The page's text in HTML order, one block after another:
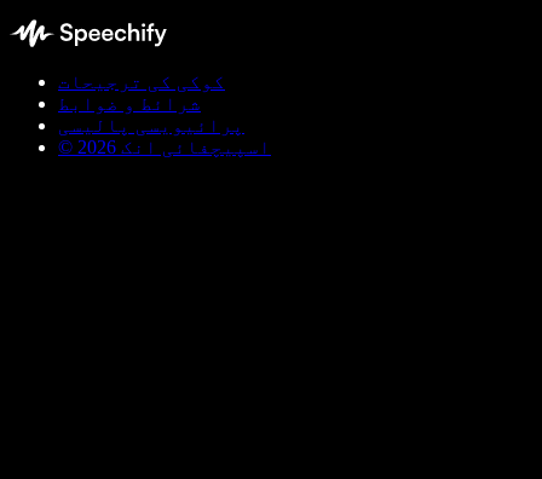
کوکی کی ترجیحات
شرائط و ضوابط
پرائیویسی پالیسی
© اسپیچفائی انک 2026